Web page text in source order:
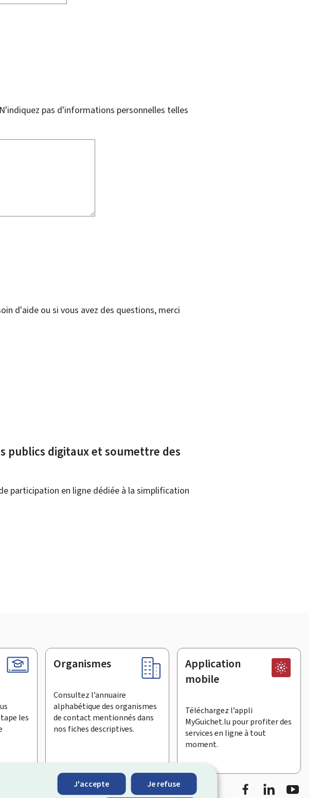
J'accepte Je refuse
pas d'informations personnelles telles
d'aide ou si vous avez des questions, merci
publics digitaux et soumettre des
participation en ligne dédiée à la simplification
les
Organismes
Consultez l’annuaire
alphabétique des organismes
de contact mentionnés dans
nos fiches descriptives.
Application
mobile
Téléchargez l’appli
MyGuichet.lu pour profiter des
services en ligne à tout
moment.
FacebookLinkedIn